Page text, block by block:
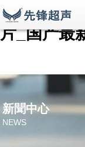
男女AV在
片_国产最
新聞中心
NEWS